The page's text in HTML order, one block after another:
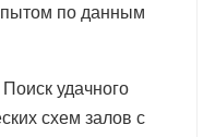
по данным
удачного
схем залов с